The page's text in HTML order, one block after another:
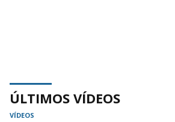
ÚLTIMOS VÍDEOS
VÍDEOS